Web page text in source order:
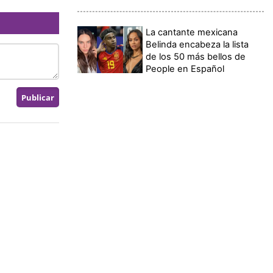
La cantante mexicana
Belinda encabeza la lista
de los 50 más bellos de
People en Español